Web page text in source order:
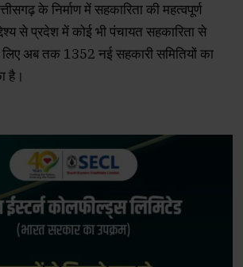
के निर्माण में सहकारिता की महत्वपूर्ण
से प्रदेश में कोई भी पंचायत सहकारिता से
अब तक 1352 नई सहकारी समितियों का
है।